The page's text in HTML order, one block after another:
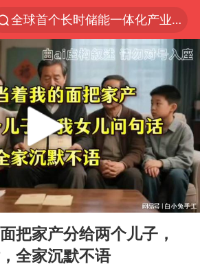
全球首个长时储能一体化产业园量产
台风白海豚已进入24小时警戒线
上海：台风白海豚或将带来龙卷风
四川宜宾市高县4.9级地震致1人死亡
名创优品回应女子吐槽内裤质量差
出口禁令驱动有色板块大涨
中巨芯：上半年归母净利润1405.77万元
秋天的第一杯奶茶到底有多火
38岁演员求职万岁山NPC成功
09:34
把家产分给两个儿子，
全家沉默不语